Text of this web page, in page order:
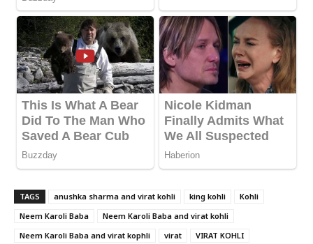
TAGS anushka sharma and virat kohli king kohli
Kohli
Neem Karoli Baba
Neem Karoli Baba and virat kohli
Neem Karoli Baba and virat kophli
virat
VIRAT KOHLI